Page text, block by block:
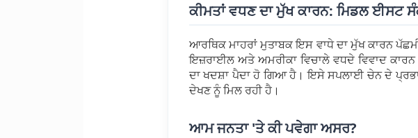
ਕੀਮਤਾਂ ਵਧਣ ਦਾ ਮੁੱਖ ਕਾਰਨ: ਮਿਡਲ ਈਸਟ
ਆਰਥਿਕ ਮਾਹਰਾਂ ਮੁਤਾਬਕ ਇਸ ਵਾਧੇ ਦਾ ਮੁੱਖ ਕਾਰਨ
ਇਜ਼ਰਾਈਲ ਅਤੇ ਅਮਰੀਕਾ ਵਿਚਾਲੇ ਵਧਦੇ ਵਿਵਾਦ
ਦਾ ਖਦਸ਼ਾ ਪੈਦਾ ਹੋ ਗਿਆ ਹੈ। ਇਸੇ ਸਪਲਾਈ ਚੇਨ ਦੇ
ਦੇਖਣ ਨੂੰ ਮਿਲ ਰਹੀ ਹੈ।
ਆਮ ਜਨਤਾ 'ਤੇ ਕੀ ਪਵੇਗਾ ਅਸਰ?